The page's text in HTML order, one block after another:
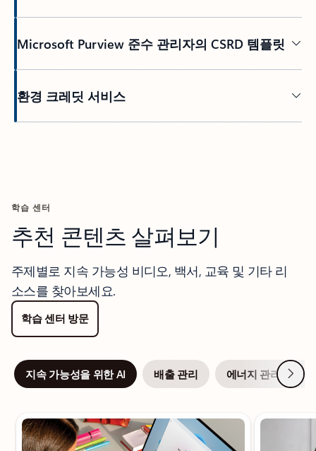
Microsoft Purview 준수 관리자의 CSRD 템플릿
환경 크레딧 서비스
학습 센터
추천 콘텐츠 살펴보기
주제별로 지속 가능성 비디오, 백서, 교육 및 기타 리
소스를 찾아보세요.
학습 센터 방문
지속 가능성을 위한 AI 배출 관리 에너지 관리 다음
슬라이드 1/6 표시